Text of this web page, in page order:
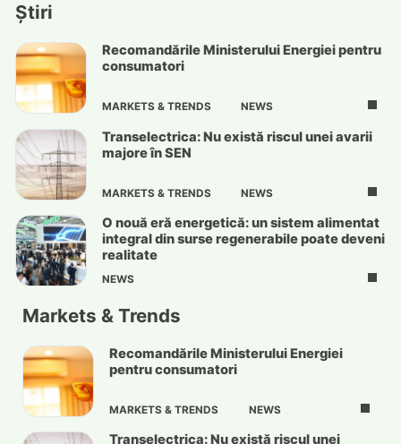
Știri
Recomandările Ministerului Energiei pentru
consumatori
MARKETS & TRENDS NEWS
Transelectrica: Nu există riscul unei avarii
majore în SEN
MARKETS & TRENDS NEWS
O nouă eră energetică: un sistem alimentat
integral din surse regenerabile poate deveni
realitate
NEWS
Markets & Trends
Recomandările Ministerului Energiei
pentru consumatori
MARKETS & TRENDS NEWS
Transelectrica: Nu există riscul unei